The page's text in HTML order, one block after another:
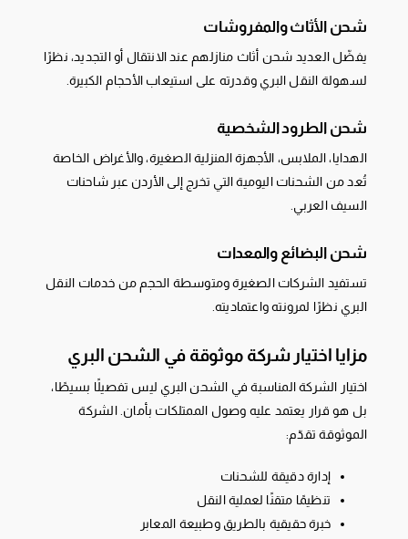
شحن الأثاث والمفروشات
يفضّل العديد شحن أثاث منازلهم عند الانتقال أو التجديد، نظرًا
لسهولة النقل البري وقدرته على استيعاب الأحجام الكبيرة.
شحن الطرود الشخصية
الهدايا، الملابس، الأجهزة المنزلية الصغيرة، والأغراض الخاصة
تُعد من الشحنات اليومية التي تخرج إلى الأردن عبر شاحنات
السيف العربي.
شحن البضائع والمعدات
تستفيد الشركات الصغيرة ومتوسطة الحجم من خدمات النقل
البري نظرًا لمرونته واعتماديته.
مزايا اختيار شركة موثوقة في الشحن البري
اختيار الشركة المناسبة في الشحن البري ليس تفصيلًا بسيطًا،
بل هو قرار يعتمد عليه وصول الممتلكات بأمان. الشركة
الموثوقة تقدّم:
إدارة دقيقة للشحنات
تنظيمًا متقنًا لعملية النقل
خبرة حقيقية بالطريق وطبيعة المعابر